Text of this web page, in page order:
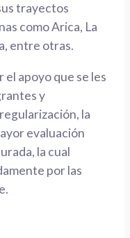
trayectos
como Arica, La
entre otras.
el apoyo que se les
y
regularización, la
evaluación
la cual
por las